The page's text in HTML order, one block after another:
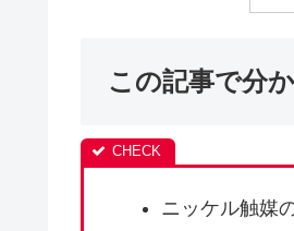
この記事で分
ニッケル触媒